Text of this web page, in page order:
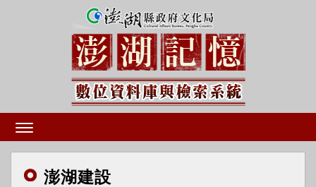
澎湖建設